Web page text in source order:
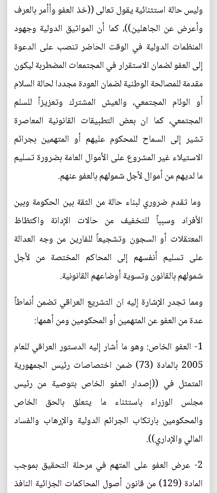
وليس حالة استثنائية يقول تعالى ((خذ العفو وأأمر بالعرف
وأعرض عن الجاهلين))، كما أن المواثيق الدولية وجهود
المنظمات الدولية في الوقت الحاضر تنصب على الدعوة
إلى العفو لضمان الاستقرار في المجتمعات المضطربة ليكون
مقدمة للمصالحة الوطنية لضمان العودة مجددا لحالة السلام
أو الوئام المجتمعي، والعيش المشترك وتعزيزاً للسلم
المجتمعي، كما ان بعض التطبيقات القانونية المعاصرة
تشير إلى السماح للمحكوم عليهم أو المتهمين بجرائم
الاستيلاء غير المشروع على الأموال العامة بضرورة تسليم
ما لديهم من أموال لأجل شمولهم بالعفو عنهم.
وما تقدم ضروري لبناء حالة من الثقة بين الحكومة وبين
الأفراد وسبباً للتخفيف من حالات الإدانة واكتظاظ
المعتقلات أو السجون وتشجيعاً للفارين من وجه العدالة
على تسليم أنفسهم إلى المحاكم المختصة من لأجل
شمولهم بالقانون وتسوية أوضاعهم القانونية.
ومما تجدر الإشارة إليه ان التشريع العراقي تضمن أنماطاً
عدة من العفو عن المتهمين أو المحكومين ومن أهمها:
1- العفو الخاص: وهو ما أشار إليه الدستور العراقي للعام
2005 بالمادة (73) ضمن اختصاصات رئيس الجمهورية
المتمثل في ((إصدار العفو الخاص بتوصية من رئيس
مجلس الوزراء باستثناء ما يتعلق بالحق الخاص
والمحكومين بارتكاب الجرائم الدولية والإرهاب والفساد
المالي والإداري)).
2- عرض العفو على المتهم في مرحلة التحقيق بموجب
المادة (129) من قانون أصول المحاكمات الجزائية النافذ